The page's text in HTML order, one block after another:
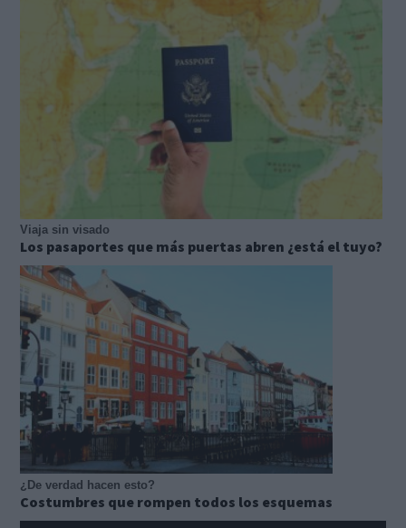
Viaja sin visado
Los pasaportes que más puertas abren ¿está el tuyo?
¿De verdad hacen esto?
Costumbres que rompen todos los esquemas